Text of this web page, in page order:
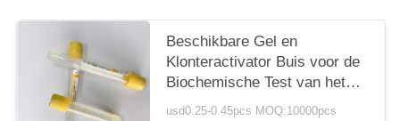
Beschikbare Gel en
Klonteractivator Buis voor de
Biochemische Test van het
Noodsituatieserum
usd0.25-0.45pcs MOQ:10000pcs